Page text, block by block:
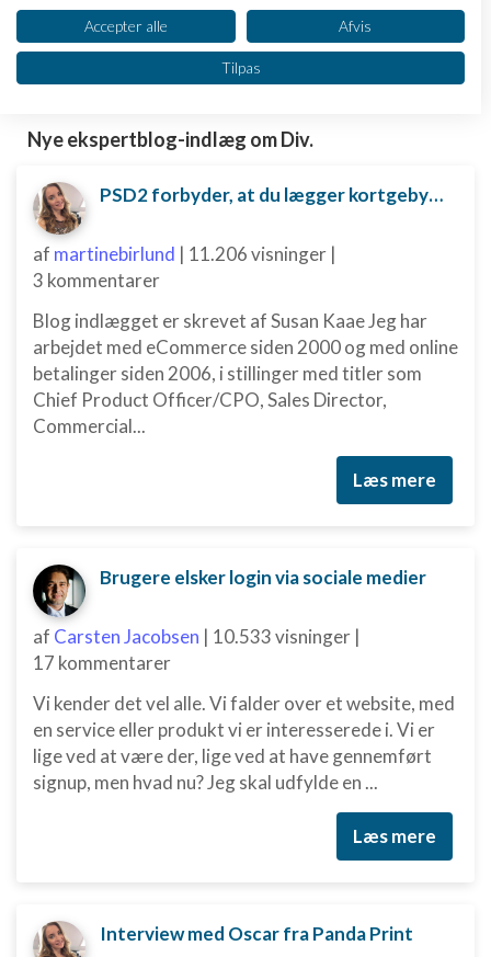
Lav gratis bruger på Dinero i dag
www.dinero.dk
Nye ekspertblog-indlæg om Div.
PSD2 forbyder, at du lægger kortgebyret ud til dine kunder fra 1. januar 2018
af martinebirlund | 11.206 visninger |
3 kommentarer
Blog indlægget er skrevet af Susan Kaae Jeg har
arbejdet med eCommerce siden 2000 og med online
betalinger siden 2006, i stillinger med titler som
Chief Product Officer/CPO, Sales Director,
Commercial...
Læs mere
Brugere elsker login via sociale medier
af Carsten Jacobsen | 10.533 visninger |
17 kommentarer
Vi kender det vel alle. Vi falder over et website, med
en service eller produkt vi er interesserede i. Vi er
lige ved at være der, lige ved at have gennemført
signup, men hvad nu? Jeg skal udfylde en ...
Læs mere
Interview med Oscar fra Panda Print
Se partnerliste (2 IAB-leverandører)
Vi bruger dine data til følgende formål:
IAB's behandlingsformål:
enhed
Bruge begrænsede oplysninger til at vælge
annoncering
Oprette profiler til tilpasset annoncering
Bruge profiler til at vælge tilpasset
Oprette profiler for at tilpasse indhold
Bruge profiler til at vælge tilpasset indhold
kilder
Udvikle og forbedre tjenester
Bruge begrænsede oplysninger til at vælge
indhold
IAB Special Features:
Bruge præcise geografiske
placeringsoplysninger
Ydeevne
Accepter alle Afvis
Tilpas